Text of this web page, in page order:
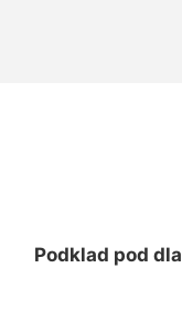
Podklad pod